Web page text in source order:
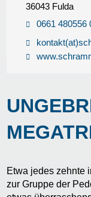
36043 Fulda
0661 480556
Etwa jedes zehnte
zur Gruppe der